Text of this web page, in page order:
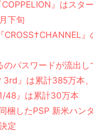
』はスタ
下旬
』
のパスワードが流出し
3rd』は累計385万本、
48』は累計30万本
梱したPSP 新米ハン
定